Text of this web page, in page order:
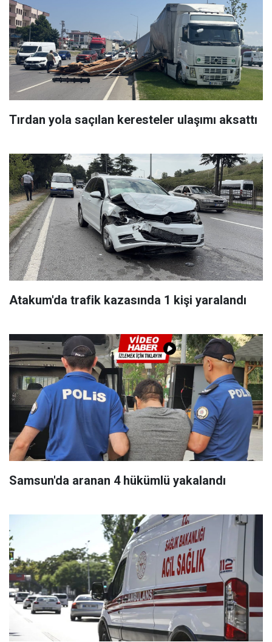
Tırdan yola saçılan keresteler ulaşımı aksattı
Atakum'da trafik kazasında 1 kişi yaralandı
Samsun'da aranan 4 hükümlü yakalandı